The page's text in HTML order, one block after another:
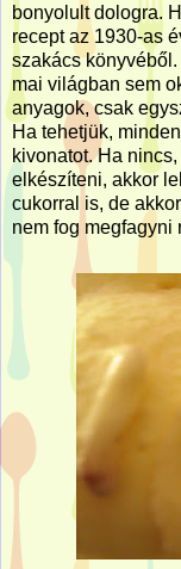
bonyolult dologra.
recept az 1930-as
szakács
mai világban sem
anyagok, csak
Ha tehetjük,
kivonatot. Ha
elkészíteni, akkor
cukorral is, de
nem fog megfagyni